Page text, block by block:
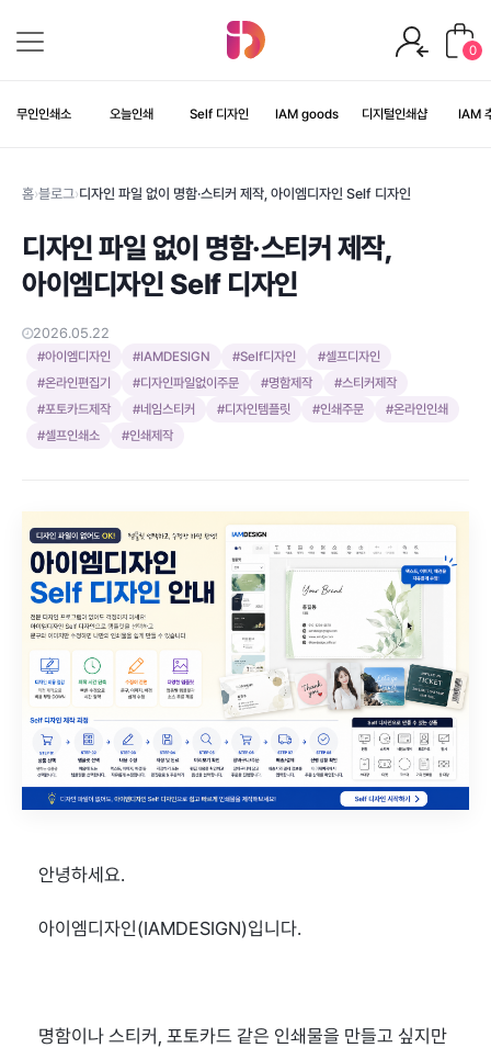
0
무인인쇄소 오늘인쇄 Self 디자인 IAM goods 디지털인쇄샵 IAM
홈›블로그›디자인 파일 없이 명함·스티커 제작, 아이엠디자인 Self 디자인
디자인 파일 없이 명함·스티커 제작,
아이엠디자인 Self 디자인
2026.05.22
#아이엠디자인 #IAMDESIGN #Self디자인 #셀프디자인
#온라인편집기 #디자인파일없이주문 #명함제작 #스티커제작
#포토카드제작 #네임스티커 #디자인템플릿 #인쇄주문 #온라인인쇄
#셀프인쇄소 #인쇄제작
안녕하세요.
아이엠디자인(IAMDESIGN)입니다.
명함이나 스티커, 포토카드 같은 인쇄물을 만들고 싶지만